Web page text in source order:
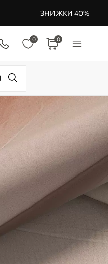
ЗНИЖКИ 40%
0 0